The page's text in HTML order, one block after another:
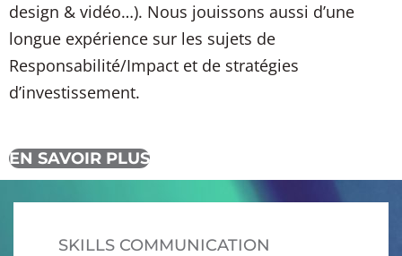
design & vidéo…). Nous jouissons aussi d’une
longue expérience sur les sujets de
Responsabilité/Impact et de stratégies
d’investissement.
EN SAVOIR PLUS
SKILLS COMMUNICATION